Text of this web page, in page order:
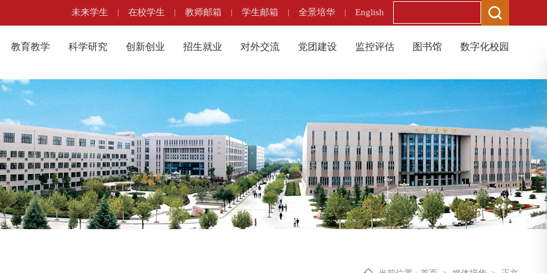
未来学生 | 在校学生 | 教师邮箱 | 学生邮箱 | 全景培华 | English
教育教学 科学研究 创新创业 招生就业 对外交流 党团建设 监控评估 图书馆 数字化校园